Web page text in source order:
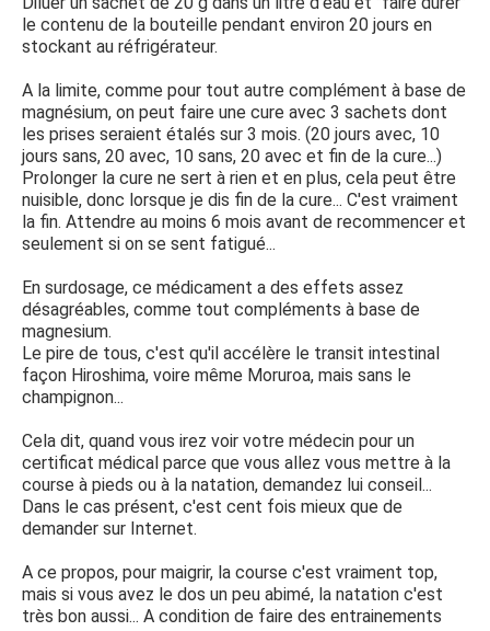
le contenu de la bouteille pendant environ 20 jours en
stockant au réfrigérateur.
A la limite, comme pour tout autre complément à base de
magnésium, on peut faire une cure avec 3 sachets dont
les prises seraient étalés sur 3 mois. (20 jours avec, 10
jours sans, 20 avec, 10 sans, 20 avec et fin de la cure...)
Prolonger la cure ne sert à rien et en plus, cela peut être
nuisible, donc lorsque je dis fin de la cure... C'est vraiment
la fin. Attendre au moins 6 mois avant de recommencer et
seulement si on se sent fatigué...
En surdosage, ce médicament a des effets assez
désagréables, comme tout compléments à base de
magnesium.
Le pire de tous, c'est qu'il accélère le transit intestinal
façon Hiroshima, voire même Moruroa, mais sans le
champignon...
Cela dit, quand vous irez voir votre médecin pour un
certificat médical parce que vous allez vous mettre à la
course à pieds ou à la natation, demandez lui conseil...
Dans le cas présent, c'est cent fois mieux que de
demander sur Internet.
A ce propos, pour maigrir, la course c'est vraiment top,
mais si vous avez le dos un peu abimé, la natation c'est
très bon aussi... A condition de faire des entrainements